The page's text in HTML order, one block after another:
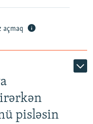
açmaq
pisləsin